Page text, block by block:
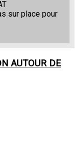
sur place pour
AUTOUR DE